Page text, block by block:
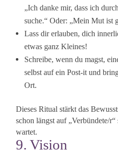
„Ich danke mir, dass ich
suche.“ Oder: „Mein Mut ist
Lass dir erlauben, dich
etwas ganz Kleines!
Schreibe, wenn du magst,
selbst auf ein Post-it und
Ort.
Dieses Ritual stärkt das
schon längst auf „Verbündete/
wartet.
9. Vision